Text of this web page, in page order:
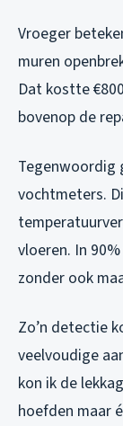
Vroeger
muren
Dat kostte
bovenop de
Tegenwoordig
vochtmeters.
vloeren. In
zonder ook
Zo’n detectie
veelvoudige
kon ik de
hoefden maar